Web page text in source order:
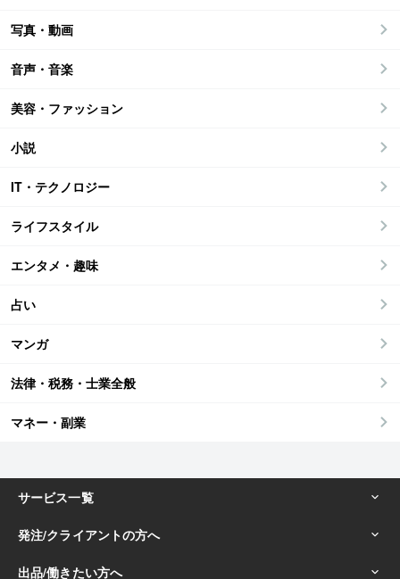
写真・動画
音声・音楽
美容・ファッション
小説
IT・テクノロジー
ライフスタイル
エンタメ・趣味
占い
マンガ
法律・税務・士業全般
マネー・副業